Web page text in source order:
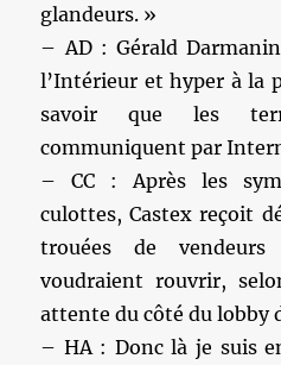
glandeurs. »
– AD : Gérald
l’Intérieur et hyper à la
savoir que les
communiquent par
– CC : Après les
culottes, Castex reçoit
trouées de
voudraient rouvrir,
attente du côté du lobby
– HA : Donc là je suis